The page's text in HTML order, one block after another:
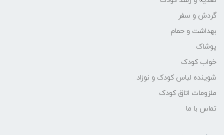
گردش و سفر
بهداشت و حمام
پوشاک
خواب کودک
شوینده لباس کودک و نوزاد
ملزومات اتاق کودک
تماس با ما